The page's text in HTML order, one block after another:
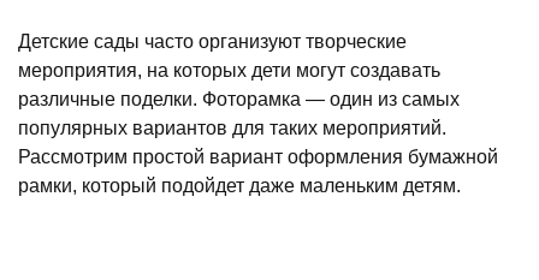
Детские сады часто организуют творческие
мероприятия, на которых дети могут создавать
различные поделки. Фоторамка — один из самых
популярных вариантов для таких мероприятий.
Рассмотрим простой вариант оформления бумажной
рамки, который подойдет даже маленьким детям.